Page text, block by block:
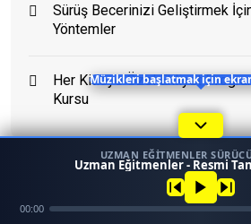
Sürüş Becerinizi Geliştirmek
Yöntemler
Her Kitleye Özel Ehliyet
Kursu
Ara
1
Müzikleri başlatmak için
UZMAN EĞITMENLER
Uzman Eğitmenler - Resmi
00:00